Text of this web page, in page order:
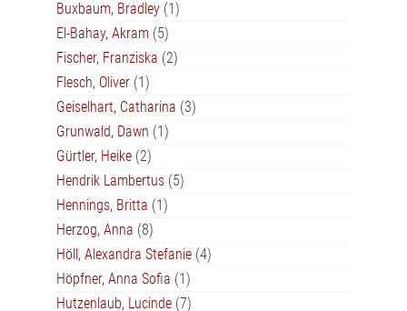
Buxbaum, Bradley (1)
El-Bahay, Akram (5)
Fischer, Franziska (2)
Flesch, Oliver (1)
Geiselhart, Catharina (3)
Grunwald, Dawn (1)
Gürtler, Heike (2)
Hendrik Lambertus (5)
Hennings, Britta (1)
Herzog, Anna (8)
Höll, Alexandra Stefanie (4)
Höpfner, Anna Sofia (1)
Hutzenlaub, Lucinde (7)